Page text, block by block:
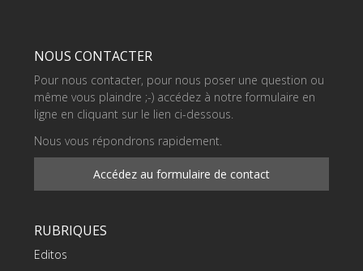
NOUS CONTACTER
Pour nous contacter, pour nous poser une question ou
même vous plaindre ;-) accédez à notre formulaire en
ligne en cliquant sur le lien ci-dessous.
Nous vous répondrons rapidement.
Accédez au formulaire de contact
RUBRIQUES
Editos